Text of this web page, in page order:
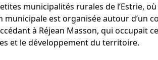
municipalités rurales de l’Estrie, où
est organisée autour d’un
à Réjean Masson, qui occupait
et le développement du territoire.